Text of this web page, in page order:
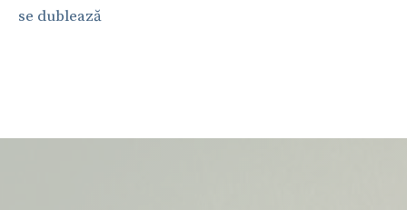
se dublează